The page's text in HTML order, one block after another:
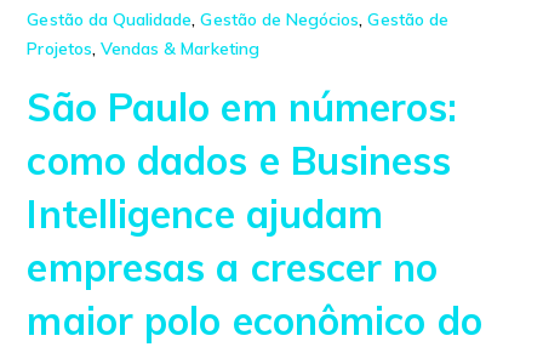
Gestão da Qualidade,Gestão de Negócios,Gestão de
Projetos, Vendas & Marketing
São Paulo em números:
como dados e Business
Intelligence ajudam
empresas a crescer no
maior polo econômico do